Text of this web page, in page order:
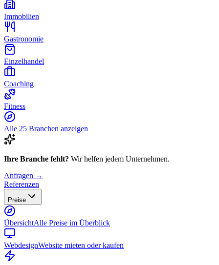
Immobilien
Gastronomie
Einzelhandel
Coaching
Fitness
Alle 25 Branchen anzeigen
Ihre Branche fehlt? Wir helfen jedem Unternehmen.
Anfragen →
Referenzen
Preise
ÜbersichtAlle Preise im Überblick
WebdesignWebsite mieten oder kaufen